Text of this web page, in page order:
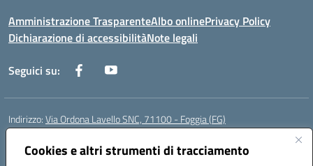
Cookies e altri strumenti di tracciamento
Amministrazione TrasparenteAlbo onlinePrivacy Policy
Dichiarazione di accessibilitàNote legali
Seguici su:
Indirizzo:Via Ordona Lavello SNC, 71100 - Foggia (FG)
Centralino:
Posta elettronica certificata (PEC):fgmm00700x@pec.istruzione.it